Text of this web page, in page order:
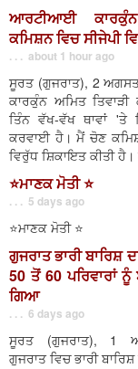
ਆਰਟੀਆਈ
ਕਮਿਸ਼ਨ ਵਿਚ ਸੀਜੇਪੀ
. . . about 1 hour ago
ਸੂਰਤ (ਗੁਜਰਾਤ), 2
ਕਾਰਕੁੰਨ ਅਮਿਤ
ਤਿੰਨ ਵੱਖ-ਵੱਖ ਥਾਵਾਂ 'ਤੇ
ਕਰਵਾਈ ਹੈ। ਮੈਂ ਚੋਣ
ਵਿਰੁੱਧ ਸ਼ਿਕਾਇਤ ਕੀਤੀ
⭐️ਮਾਣਕ ਮੋਤੀ ⭐️
. . . 5 days ago
⭐️ਮਾਣਕ ਮੋਤੀ ⭐️
ਗੁਜਰਾਤ ਭਾਰੀ ਬਾਰਿਸ਼
50 ਤੋਂ 60 ਪਰਿਵਾਰਾਂ
ਗਿਆ
. . . 6 days ago
ਸੂਰਤ (ਗੁਜਰਾਤ), 1
ਗੁਜਰਾਤ ਵਿਚ ਭਾਰੀ ਬਾਰਿਸ਼